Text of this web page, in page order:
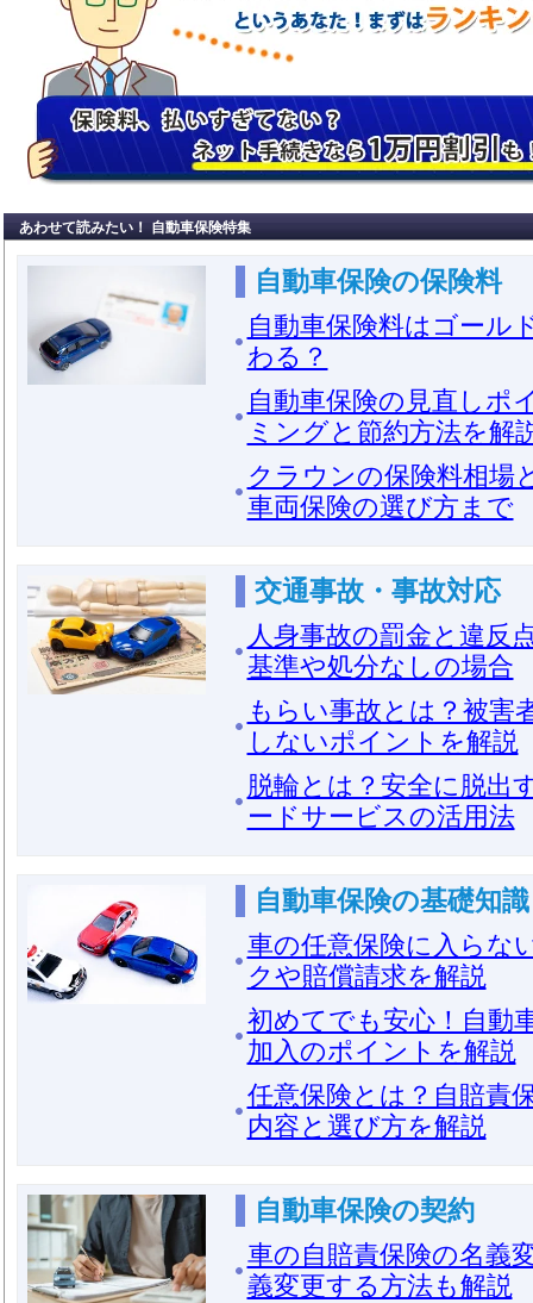
あわせて読みたい！ 自動車保険特集
自動車保険の保険料
自動車保険料はゴール
わる？
自動車保険の見直しポ
ミングと節約方法を解
クラウンの保険料相場
車両保険の選び方まで
交通事故・事故対応
人身事故の罰金と違反
基準や処分なしの場合
もらい事故とは？被害
しないポイントを解説
脱輪とは？安全に脱出
ードサービスの活用法
自動車保険の基礎知識
車の任意保険に入らな
クや賠償請求を解説
初めてでも安心！自動
加入のポイントを解説
任意保険とは？自賠責
内容と選び方を解説
自動車保険の契約
車の自賠責保険の名義
義変更する方法も解説